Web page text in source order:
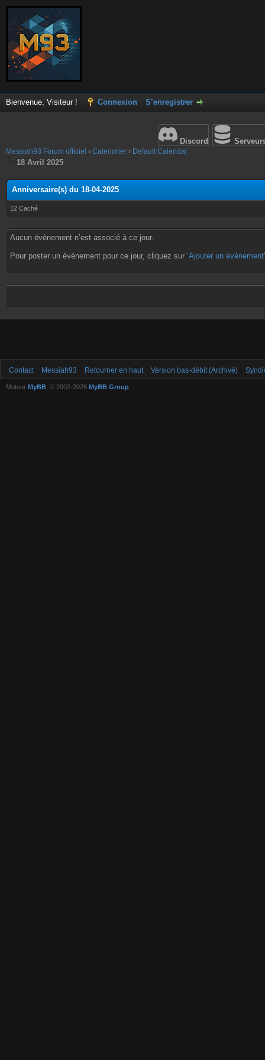
Bienvenue, Visiteur ! Connexion S’enregistrer
Discord
Messiah93 Forum officiel › Calendrier › Default Calendar
18 Avril 2025
Anniversaire(s) du 18-04-2025
12 Caché
Aucun évènement n’est associé à ce jour.
Pour poster un évènement pour ce jour, cliquez sur ’Ajouter un évènement
Contact Messiah93 Retourner en haut Version bas-débit (Archivé)
Moteur MyBB , © 2002-2026 MyBB Group